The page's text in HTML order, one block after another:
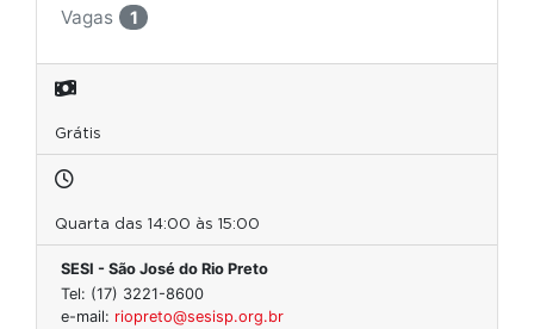
Vagas
1
Grátis
Quarta das 14:00 às 15:00
SESI - São José do Rio Preto
Tel: (17) 3221-8600
e-mail: riopreto@sesisp.org.br